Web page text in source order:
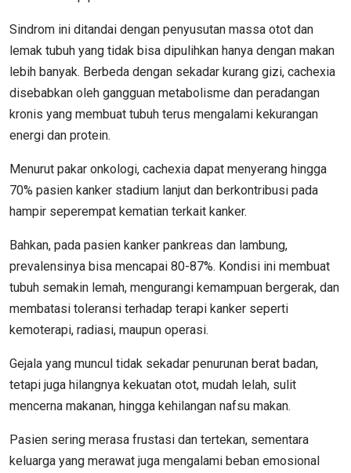
Sindrom ini ditandai dengan penyusutan massa otot dan
lemak tubuh yang tidak bisa dipulihkan hanya dengan makan
lebih banyak. Berbeda dengan sekadar kurang gizi, cachexia
disebabkan oleh gangguan metabolisme dan peradangan
kronis yang membuat tubuh terus mengalami kekurangan
energi dan protein.
Menurut pakar onkologi, cachexia dapat menyerang hingga
70% pasien kanker stadium lanjut dan berkontribusi pada
hampir seperempat kematian terkait kanker.
Bahkan, pada pasien kanker pankreas dan lambung,
prevalensinya bisa mencapai 80-87%. Kondisi ini membuat
tubuh semakin lemah, mengurangi kemampuan bergerak, dan
membatasi toleransi terhadap terapi kanker seperti
kemoterapi, radiasi, maupun operasi.
Gejala yang muncul tidak sekadar penurunan berat badan,
tetapi juga hilangnya kekuatan otot, mudah lelah, sulit
mencerna makanan, hingga kehilangan nafsu makan.
Pasien sering merasa frustasi dan tertekan, sementara
keluarga yang merawat juga mengalami beban emosional